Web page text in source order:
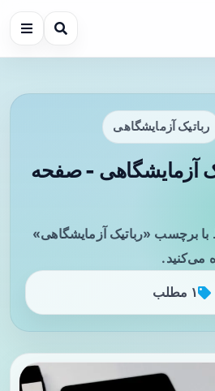
رباتیک آزمایشگاهی
آزمایشگاهی - صفحه
با برچسب «رباتیک آزمایشگاهی»
می‌کنید.
۱ مطلب